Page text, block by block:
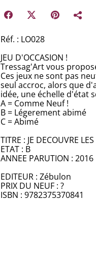
Réf. : LO028
JEU D'OCCASION !
Tressag'Art vous
Ces jeux ne sont pas
seul accroc, alors que
idée, une échelle d'état
A = Comme Neuf !
B = Légerement abimé
C = Abimé
TITRE : JE DECOUVRE
ETAT : B
ANNEE PARUTION : 2016
EDITEUR : Zébulon
PRIX DU NEUF : ?
ISBN : 9782375370841